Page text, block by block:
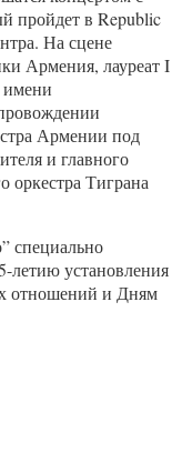
пройдет в Republic
На сцене
Армения, лауреат I
Армении под
и главного
оркестра Тиграна
специально
летию установления
отношений и Дням